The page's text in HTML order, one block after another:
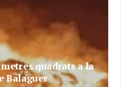
quadrats a la
Balaguer